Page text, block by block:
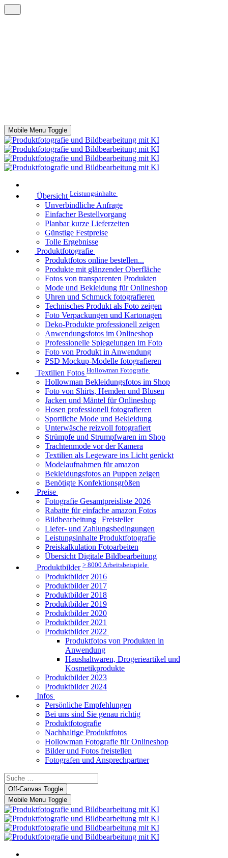
Mobile Menu Toggle
Übersicht Leistungsinhalte
Unverbindliche Anfrage
Einfacher Bestellvorgang
Planbar kurze Lieferzeiten
Günstige Festpreise
Tolle Ergebnisse
Produktfotografie
Produktfotos online bestellen...
Produkte mit glänzender Oberfläche
Fotos von transparenten Produkten
Mode und Bekleidung für Onlineshop
Uhren und Schmuck fotografieren
Technisches Produkt als Foto zeigen
Foto Verpackungen und Kartonagen
Deko-Produkte professionell zeigen
Anwendungsfotos im Onlineshop
Professionelle Spiegelungen im Foto
Foto von Produkt in Anwendung
PSD Mockup-Modelle fotografieren
Textilien Fotos Hollowman Fotografie
Hollowman Bekleidungsfotos im Shop
Foto von Shirts, Hemden und Blusen
Jacken und Mäntel für Onlineshop
Hosen professionell fotografieren
Sportliche Mode und Bekleidung
Unterwäsche reizvoll fotografiert
Strümpfe und Strumpfwaren im Shop
Trachtenmode vor der Kamera
Textilien als Legeware ins Licht gerückt
Modelaufnahmen für amazon
Bekleidungsfotos an Puppen zeigen
Benötigte Konfektionsgrößen
Preise
Fotografie Gesamtpreisliste 2026
Rabatte für einfache amazon Fotos
Bildbearbeitung | Freisteller
Liefer- und Zahlungsbedingungen
Leistungsinhalte Produktfotografie
Preiskalkulation Fotoarbeiten
Übersicht Digitale Bildbearbeitung
Produktbilder > 8000 Arbeitsbeispiele
Produktbilder 2016
Produktbilder 2017
Produktbilder 2018
Produktbilder 2019
Produktbilder 2020
Produktbilder 2021
Produktbilder 2022
Produktfotos von Produkten in
Anwendung
Haushaltwaren, Drogerieartikel und
Kosmetikprodukte
Produktbilder 2023
Produktbilder 2024
Infos
Persönliche Empfehlungen
Bei uns sind Sie genau richtig
Produktfotografie
Nachhaltige Produktfotos
Hollowman Fotografie für Onlineshop
Bilder und Fotos freistellen
Fotografen und Ansprechpartner
Off-Canvas Toggle
Mobile Menu Toggle